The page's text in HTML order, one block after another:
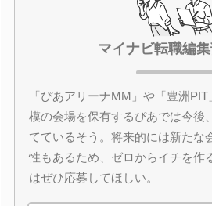
マイナビ転職編集
「ぴあアリーナMM」や「豊洲
模の会場を保有するぴあでは今後
てているそう。将来的には新たな
性もあるため、ゼロからイチを作
はぜひ応募してほしい。